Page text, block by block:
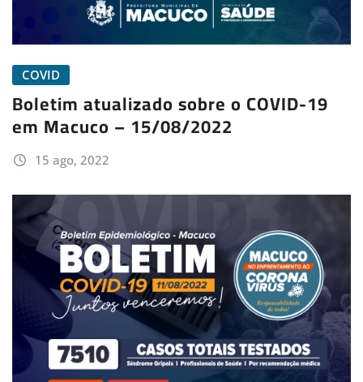
COVID
Boletim atualizado sobre o COVID-19
em Macuco – 15/08/2022
15 ago, 2022